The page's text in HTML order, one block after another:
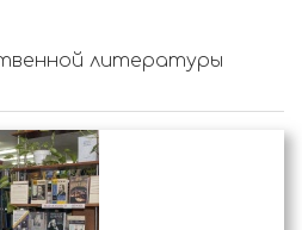
литературы